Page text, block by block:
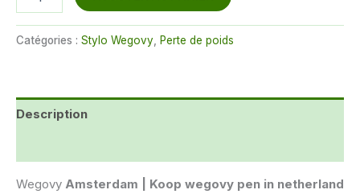
initial
était :
actuel
0.25mg
Catégories : Stylo Wegovy Perte de poids
Description
Wegovy Amsterdam | Koop wegovy pen in netherland